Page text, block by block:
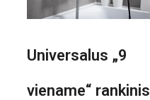
Universalus „9
viename“ rankinis